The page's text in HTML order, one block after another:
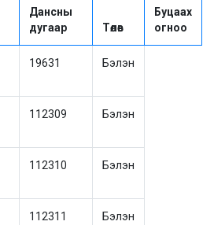
Дансны
дугаар
Төлөв
Буцаах
огноо
19631 Бэлэн
112309 Бэлэн
112310 Бэлэн
112311 Бэлэн